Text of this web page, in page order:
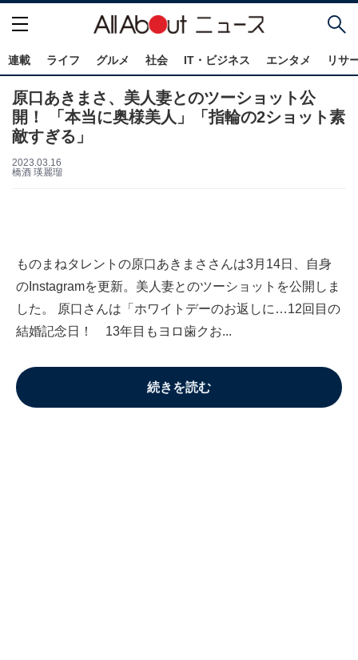
連載 ライフ グルメ 社会 IT・ビジネス エンタメ リサ
原口あきまさ、美人妻とのツーショット公
開！ 「本当に奥様美人」「指輪の2ショット素
敵すぎる」
2023.03.16
橋酒 瑛麗瑠
ものまねタレントの原口あきまささんは3月14日、自身
のInstagramを更新。美人妻とのツーショットを公開しま
した。 原口さんは「ホワイトデーのお返しに…12回目の
結婚記念日！ 13年目もヨロ歯クお...
続きを読む